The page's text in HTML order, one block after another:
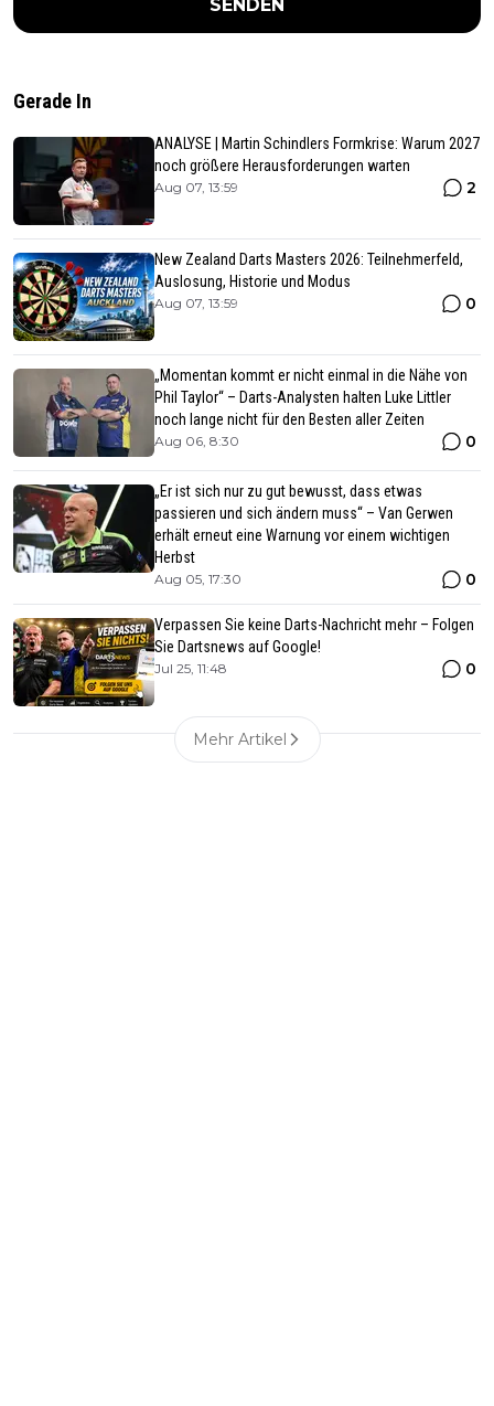
SENDEN
Gerade In
ANALYSE | Martin Schindlers Formkrise: Warum 2027
noch größere Herausforderungen warten
Aug 07, 13:59 2
New Zealand Darts Masters 2026: Teilnehmerfeld,
Auslosung, Historie und Modus
Aug 07, 13:59 0
„Momentan kommt er nicht einmal in die Nähe von
Phil Taylor“ – Darts-Analysten halten Luke Littler
noch lange nicht für den Besten aller Zeiten
Aug 06, 8:30 0
„Er ist sich nur zu gut bewusst, dass etwas
passieren und sich ändern muss“ – Van Gerwen
erhält erneut eine Warnung vor einem wichtigen
Herbst
Aug 05, 17:30 0
Verpassen Sie keine Darts-Nachricht mehr – Folgen
Sie Dartsnews auf Google!
Jul 25, 11:48 0
Mehr Artikel